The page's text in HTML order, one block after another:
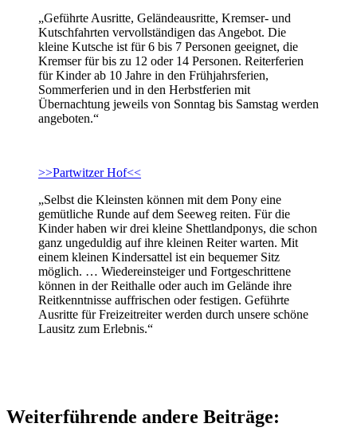
„Geführte Ausritte, Geländeausritte, Kremser- und
Kutschfahrten vervollständigen das Angebot. Die
kleine Kutsche ist für 6 bis 7 Personen geeignet, die
Kremser für bis zu 12 oder 14 Personen. Reiterferien
für Kinder ab 10 Jahre in den Frühjahrsferien,
Sommerferien und in den Herbstferien mit
Übernachtung jeweils von Sonntag bis Samstag werden
angeboten.“
>>Partwitzer Hof<<
„Selbst die Kleinsten können mit dem Pony eine
gemütliche Runde auf dem Seeweg reiten. Für die
Kinder haben wir drei kleine Shettlandponys, die schon
ganz ungeduldig auf ihre kleinen Reiter warten. Mit
einem kleinen Kindersattel ist ein bequemer Sitz
möglich. … Wiedereinsteiger und Fortgeschrittene
können in der Reithalle oder auch im Gelände ihre
Reitkenntnisse auffrischen oder festigen. Geführte
Ausritte für Freizeitreiter werden durch unsere schöne
Lausitz zum Erlebnis.“
Weiterführende andere Beiträge: